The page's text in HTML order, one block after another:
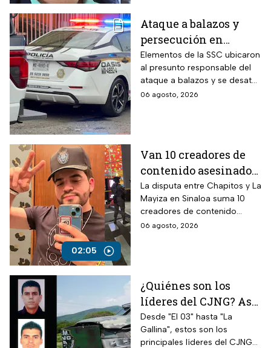
Ataque a balazos y
persecución en
Álvaro Obregón,
CDMX, hoy 6 de agosto
Elementos de la SSC ubicaron
al presunto responsable del
ataque a balazos y se desató
una persecución
06 agosto, 2026
02:05
Van 10 creadores de
contenido asesinados
desde la guerra entre
Chapitos y La Mayiza
La disputa entre Chapitos y La
Mayiza en Sinaloa suma 10
creadores de contenido
asesinados desde septiembre
06 agosto, 2026
¿Quiénes son los
líderes del CJNG? Así
opera la cúpula del
cártel que busca EUA
Desde "El 03" hasta "La
Gallina", estos son los
principales líderes del CJNG